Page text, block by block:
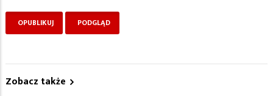
Zobacz także